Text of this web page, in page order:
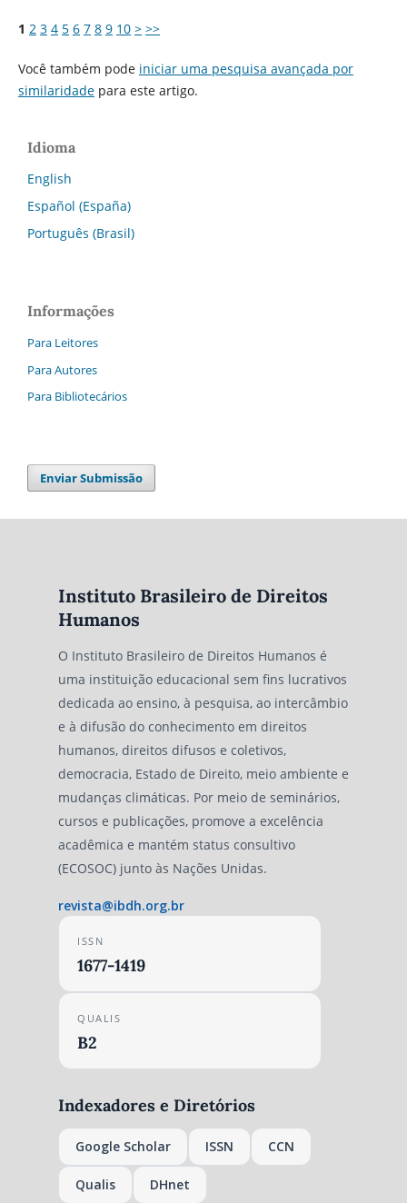
1 2 3 4 5 6 7 8 9 10 > >>
Você também pode iniciar uma pesquisa avançada por
similaridadepara este artigo.
Idioma
English
Español (España)
Português (Brasil)
Informações
Para Leitores
Para Autores
Para Bibliotecários
Enviar Submissão
Instituto Brasileiro de Direitos
Humanos
O Instituto Brasileiro de Direitos Humanos é
uma instituição educacional sem fins lucrativos
dedicada ao ensino, à pesquisa, ao intercâmbio
e à difusão do conhecimento em direitos
humanos, direitos difusos e coletivos,
democracia, Estado de Direito, meio ambiente e
mudanças climáticas. Por meio de seminários,
cursos e publicações, promove a excelência
acadêmica e mantém status consultivo
(ECOSOC) junto às Nações Unidas.
revista@ibdh.org.br
ISSN
1677-1419
QUALIS
B2
Indexadores e Diretórios
Google Scholar ISSN CCN
Qualis DHnet